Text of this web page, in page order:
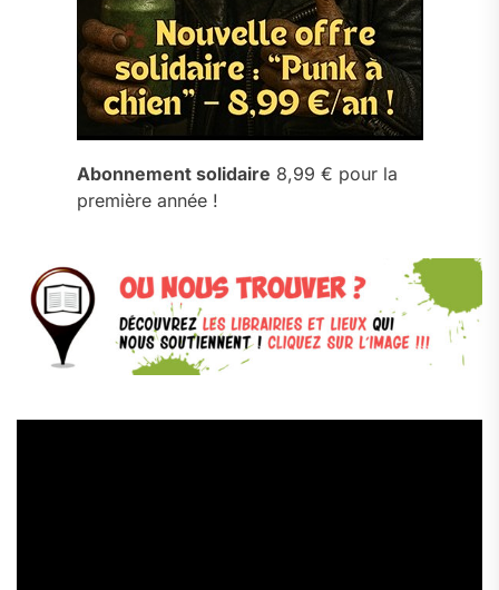
Abonnement solidaire 8,99 € pour la
première année !